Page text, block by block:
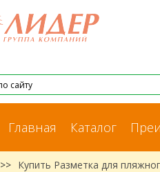
Главная Каталог
>> Купить Разметка для